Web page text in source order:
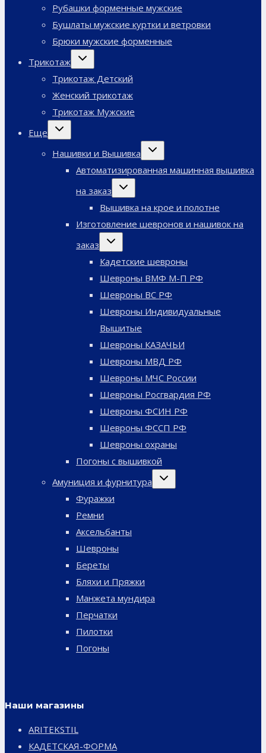
Рубашки форменные мужские
Бушлаты мужские куртки и ветровки
Брюки мужские форменные
Трикотаж
Переключить
дочернее
Трикотаж Детский
Женский трикотаж
Трикотаж Мужские
Еще
Переключить
дочернее
Нашивки и Вышивка
Переключить
дочернее
Автоматизированная машинная вышивка
на заказ
Переключить
дочернее
Вышивка на крое и полотне
Изготовление шевронов и нашивок на
заказ
Переключить
дочернее
Кадетские шевроны
Шевроны ВМФ М-П РФ
Шевроны ВС РФ
Шевроны Индивидуальные
Вышитые
Шевроны КАЗАЧЬИ
Шевроны МВД РФ
Шевроны МЧС России
Шевроны Росгвардия РФ
Шевроны ФСИН РФ
Шевроны ФССП РФ
Шевроны охраны
Погоны с вышивкой
Амуниция и фурнитура
Переключить
дочернее
Фуражки
Ремни
Аксельбанты
Шевроны
Береты
Бляхи и Пряжки
Манжета мундира
Перчатки
Пилотки
Погоны
Наши магазины
ARITEKSTIL
КАДЕТСКАЯ-ФОРМА